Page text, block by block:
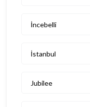
İncebelli
İstanbul
Jubilee